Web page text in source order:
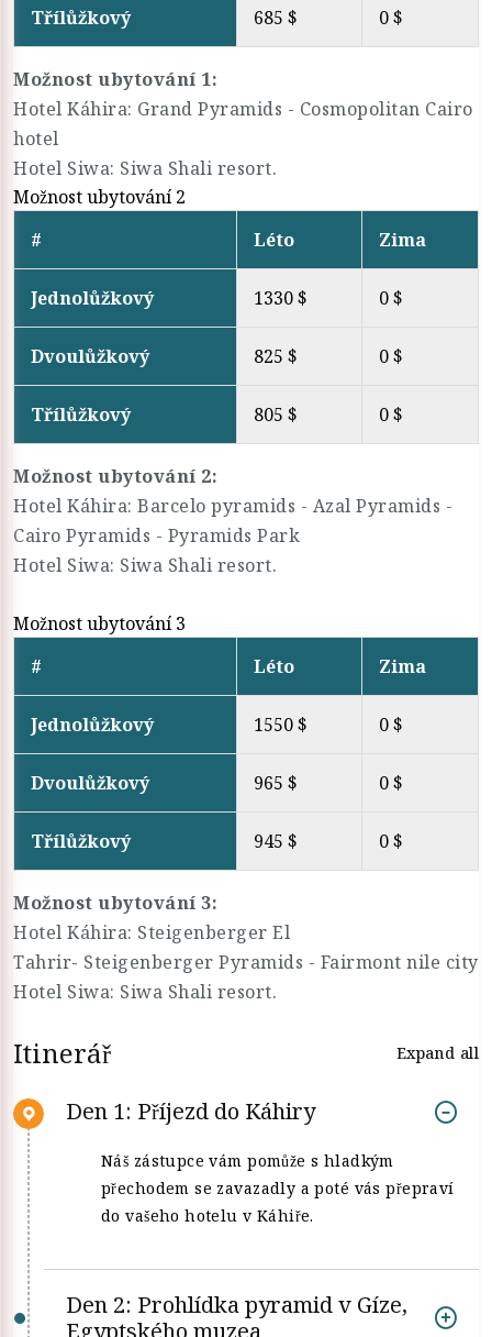
Třílůžkový 685 $ 0 $
Možnost ubytování 1:
Hotel Káhira: Grand Pyramids - Cosmopolitan Cairo
hotel
Hotel Siwa: Siwa Shali resort.
Možnost ubytování 2
#
Léto Zima
Jednolůžkový 1330 $ 0 $
Dvoulůžkový 825 $ 0 $
Třílůžkový 805 $ 0 $
Možnost ubytování 2:
Hotel Káhira: Barcelo pyramids - Azal Pyramids -
Cairo Pyramids - Pyramids Park
Hotel Siwa: Siwa Shali resort.
Možnost ubytování 3
#
Léto Zima
Jednolůžkový 1550 $ 0 $
Dvoulůžkový 965 $ 0 $
Třílůžkový 945 $ 0 $
Možnost ubytování 3:
Hotel Káhira: Steigenberger El
Tahrir- Steigenberger Pyramids - Fairmont nile city
Hotel Siwa: Siwa Shali resort.
Itinerář Expand all
Den 1: Příjezd do Káhiry
Náš zástupce vám pomůže s hladkým
přechodem se zavazadly a poté vás přepraví
do vašeho hotelu v Káhiře.
Den 2: Prohlídka pyramid v Gíze,
Egyptského muzea